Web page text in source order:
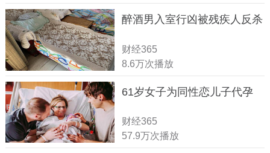
醉酒男入室行凶被残疾人反杀
财经365
8.6万次播放
61岁女子为同性恋儿子代孕
财经365
57.9万次播放